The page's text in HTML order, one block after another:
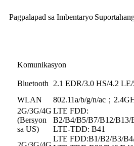
Pagpalapad sa Imbentaryo Suporta
Komunikasyon
Bluetooth
2.1 EDR/3.0 HS/4.2
WLAN
802.11a/b/g/n/ac ；
2G/3G/4G
(Bersyon
sa US)
LTE FDD:
B2/B4/B5/B7/B12/B13/
LTE-TDD: B41
LTE FDD:B1/B2/B3/